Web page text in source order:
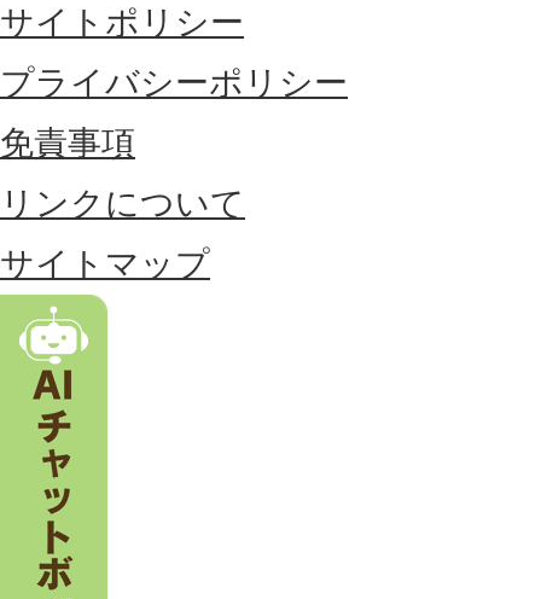
部
に
位
置
す
る
市
。
サイトポリシー
プライバシーポリシー
免責事項
リンクについて
サイトマップ